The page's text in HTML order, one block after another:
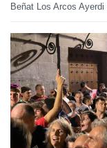
Beñat Los Arcos Ayerdi